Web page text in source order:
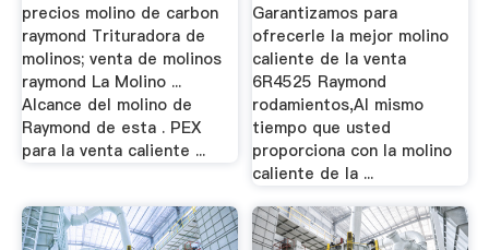
precios molino de carbon
raymond Trituradora de
molinos; venta de molinos
raymond La Molino ...
Alcance del molino de
Raymond de esta . PEX
para la venta caliente ...
Garantizamos para
ofrecerle la mejor molino
caliente de la venta
6R4525 Raymond
rodamientos,Al mismo
tiempo que usted
proporciona con la molino
caliente de la ...